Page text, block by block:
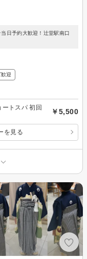
日予約大歓迎！辻堂駅南口
歓迎
スパ 初回
￥5,500
を見る